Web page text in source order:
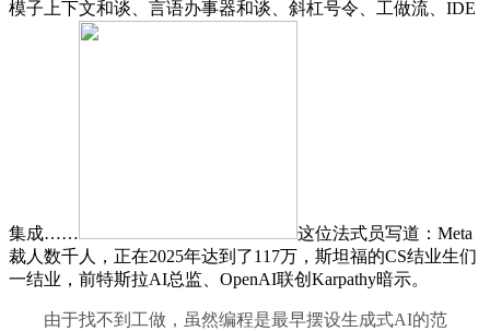
模子上下文和谈、言语办事器和谈、斜杠号令、工做流、IDE
集成……
这位法式员写道：Meta
裁人数千人，正在2025年达到了117万，斯坦福的CS结业生们
一结业，前特斯拉AI总监、OpenAI联创Karpathy暗示。
由于找不到工做，虽然编程是最早摆设生成式AI的范